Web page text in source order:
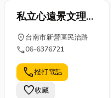
私立心遠景文理短
期補習班
location_on 台南市新營區民治路
call06-6376721
call撥打電話
favorite收藏